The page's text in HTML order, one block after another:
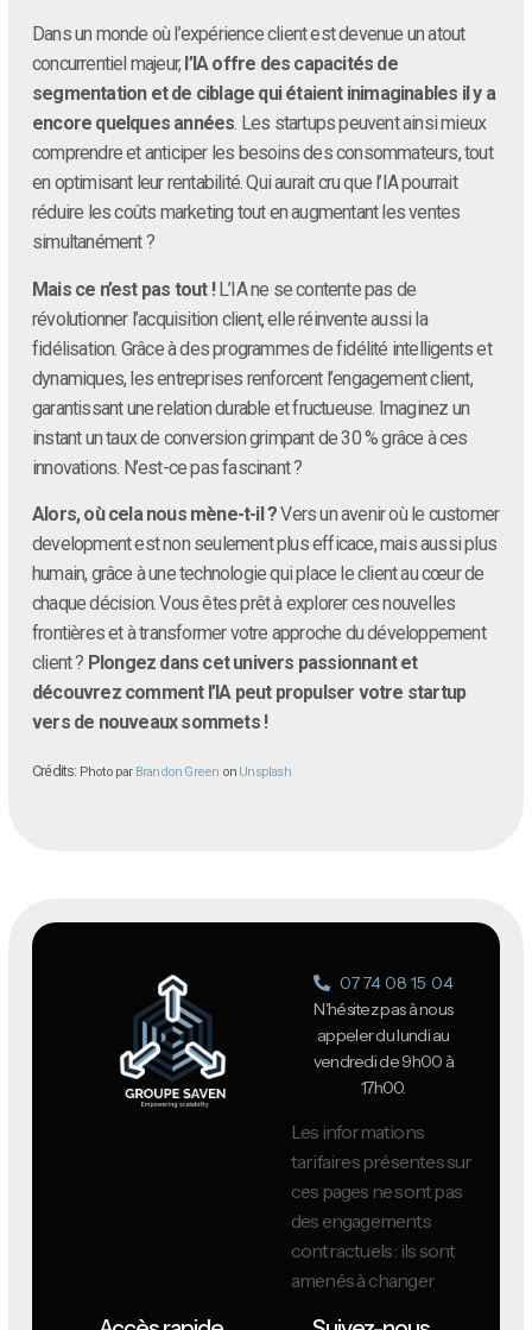
Dans un monde où l’expérience client est devenue un atout
concurrentiel majeur, l’IA offre des capacités de
segmentation et de ciblage qui étaient inimaginables il y a
encore quelques années. Les startups peuvent ainsi mieux
comprendre et anticiper les besoins des consommateurs, tout
en optimisant leur rentabilité. Qui aurait cru que l’IA pourrait
réduire les coûts marketing tout en augmentant les ventes
simultanément ?
Mais ce n’est pas tout !L’IA ne se contente pas de
révolutionner l’acquisition client, elle réinvente aussi la
fidélisation. Grâce à des programmes de fidélité intelligents et
dynamiques, les entreprises renforcent l’engagement client,
garantissant une relation durable et fructueuse. Imaginez un
instant un taux de conversion grimpant de 30 % grâce à ces
innovations. N’est-ce pas fascinant ?
Alors, où cela nous mène-t-il ?Vers un avenir où le customer
development est non seulement plus efficace, mais aussi plus
humain, grâce à une technologie qui place le client au cœur de
chaque décision. Vous êtes prêt à explorer ces nouvelles
frontières et à transformer votre approche du développement
client ? Plongez dans cet univers passionnant et
découvrez comment l’IA peut propulser votre startup
vers de nouveaux sommets !
Crédits: Photo par Brandon Green on Unsplash
07 74 08 15 04
N'hésitez pas à nous
appeler du lundi au
vendredi de 9h00 à
17h00.
Les informations
tarifaires présentes sur
ces pages ne sont pas
des engagements
contractuels : ils sont
amenés à changer